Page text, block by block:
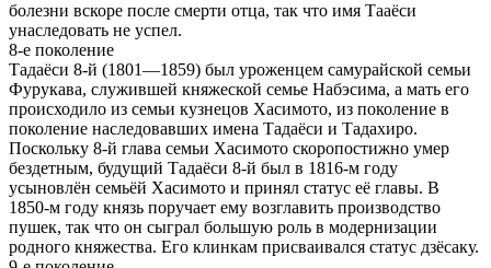
болезни вскоре после смерти отца, так что имя Тааёси
унаследовать не успел.
8-е поколение
Тадаёси 8-й (1801—1859) был уроженцем самурайской семьи
Фурукава, служившей княжеской семье Набэсима, а мать его
происходило из семьи кузнецов Хасимото, из поколение в
поколение наследовавших имена Тадаёси и Тадахиро.
Поскольку 8-й глава семьи Хасимото скоропостижно умер
бездетным, будущий Тадаёси 8-й был в 1816-м году
усыновлён семьёй Хасимото и принял статус её главы. В
1850-м году князь поручает ему возглавить производство
пушек, так что он сыграл большую роль в модернизации
родного княжества. Его клинкам присваивался статус дзёсаку.